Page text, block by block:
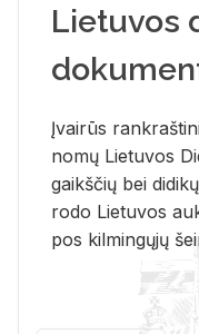
Lietuvos
Įvai­rūs
no­mų Lie­tu­vos
gaikš­čių bei
ro­do Lie­tu­vos
pos kil­min­gų­jų